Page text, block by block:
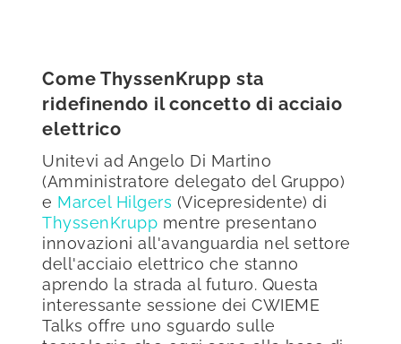
Come ThyssenKrupp sta
ridefinendo il concetto di acciaio
elettrico
Unitevi ad Angelo Di Martino
(Amministratore delegato del Gruppo)
e Marcel Hilgers (Vicepresidente) di
ThyssenKrupp mentre presentano
innovazioni all'avanguardia nel settore
dell'acciaio elettrico che stanno
aprendo la strada al futuro. Questa
interessante sessione dei CWIEME
Talks offre uno sguardo sulle